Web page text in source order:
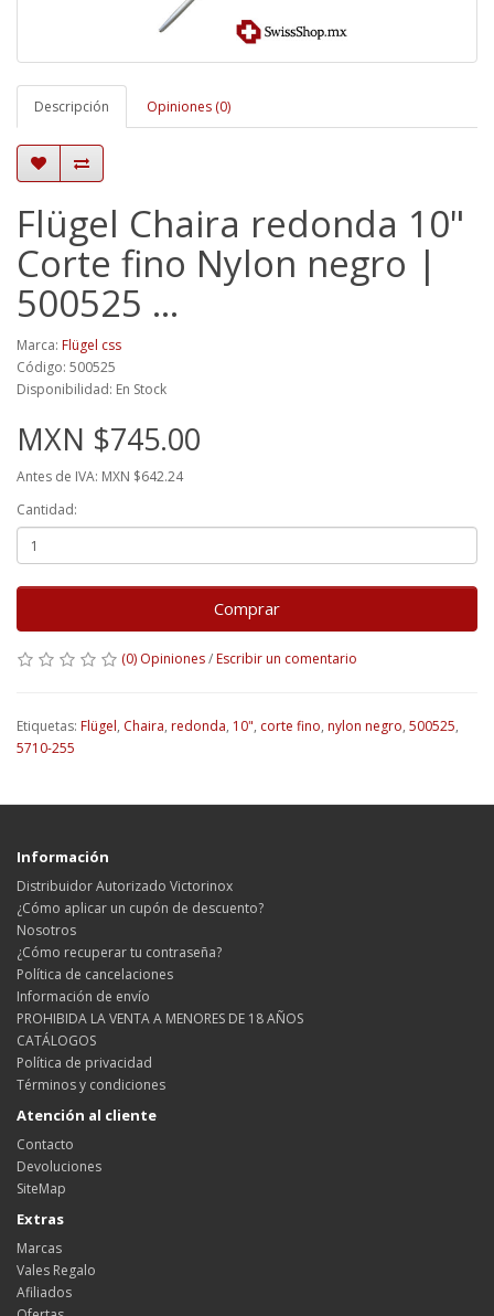
Descripción Opiniones (0)
Flügel Chaira redonda 10"
Corte fino Nylon negro |
500525 …
Marca: Flügel css
Código: 500525
Disponibilidad: En Stock
MXN $745.00
Antes de IVA: MXN $642.24
Cantidad:
Comprar
(0) Opiniones/ Escribir un comentario
Etiquetas: Flügel, Chaira, redonda, 10", corte fino, nylon negro, 500525,
5710-255
Información
Distribuidor Autorizado Victorinox
¿Cómo aplicar un cupón de descuento?
Nosotros
¿Cómo recuperar tu contraseña?
Política de cancelaciones
Información de envío
PROHIBIDA LA VENTA A MENORES DE 18 AÑOS
CATÁLOGOS
Política de privacidad
Términos y condiciones
Atención al cliente
Contacto
Devoluciones
SiteMap
Extras
Marcas
Vales Regalo
Afiliados